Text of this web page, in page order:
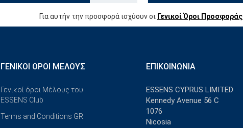
Για αυτήν την προσφορά ισχύουν οι Γενικοί Όροι Προσφοράς
ΓΕΝΙΚΟΊ ΌΡΟΙ ΜΈΛΟΥΣ
Γενικοί όροι Μέλους του
ESSENS Club
Terms and Conditions GR
ΕΠΙΚΟΙΝΩΝΊΑ
ESSENS CYPRUS LIMITED
Kennedy Avenue 56 C
1076
Nicosia